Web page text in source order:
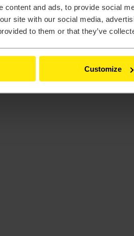
content and ads, to provide social
site with our social media,
to them or that they’ve
Customize